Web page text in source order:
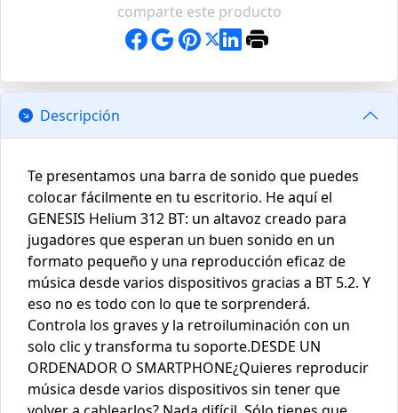
comparte este producto
Descripción
Te presentamos una barra de sonido que puedes
colocar fácilmente en tu escritorio. He aquí el
GENESIS Helium 312 BT: un altavoz creado para
jugadores que esperan un buen sonido en un
formato pequeño y una reproducción eficaz de
música desde varios dispositivos gracias a BT 5.2. Y
eso no es todo con lo que te sorprenderá.
Controla los graves y la retroiluminación con un
solo clic y transforma tu soporte.DESDE UN
ORDENADOR O SMARTPHONE¿Quieres reproducir
música desde varios dispositivos sin tener que